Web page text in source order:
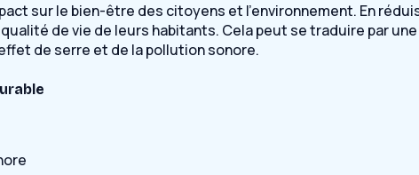
sur le bien-être des citoyens et l’environnement. En
de vie de leurs habitants. Cela peut se traduire par
de serre et de la pollution sonore.